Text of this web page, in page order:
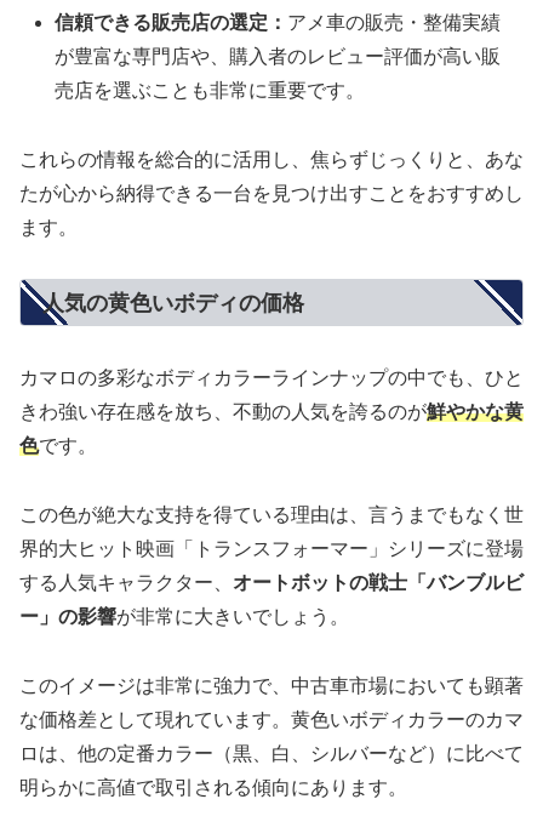
信頼できる販売店の選定： アメ車の販売・整備実績
が豊富な専門店や、購入者のレビュー評価が高い販
売店を選ぶことも非常に重要です。
これらの情報を総合的に活用し、焦らずじっくりと、あな
たが心から納得できる一台を見つけ出すことをおすすめし
ます。
人気の黄色いボディの価格
カマロの多彩なボディカラーラインナップの中でも、ひと
きわ強い存在感を放ち、不動の人気を誇るのが鮮やかな黄
色です。
この色が絶大な支持を得ている理由は、言うまでもなく世
界的大ヒット映画「トランスフォーマー」シリーズに登場
する人気キャラクター、 オートボットの戦士「バンブルビ
ー」の影響が非常に大きいでしょう。
このイメージは非常に強力で、中古車市場においても顕著
な価格差として現れています。黄色いボディカラーのカマ
ロは、他の定番カラー（黒、白、シルバーなど）に比べて
明らかに高値で取引される傾向にあります。